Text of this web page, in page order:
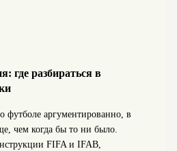
где разбираться в
футболе аргументированно, в
чем когда бы то ни было.
FIFA и IFAB,